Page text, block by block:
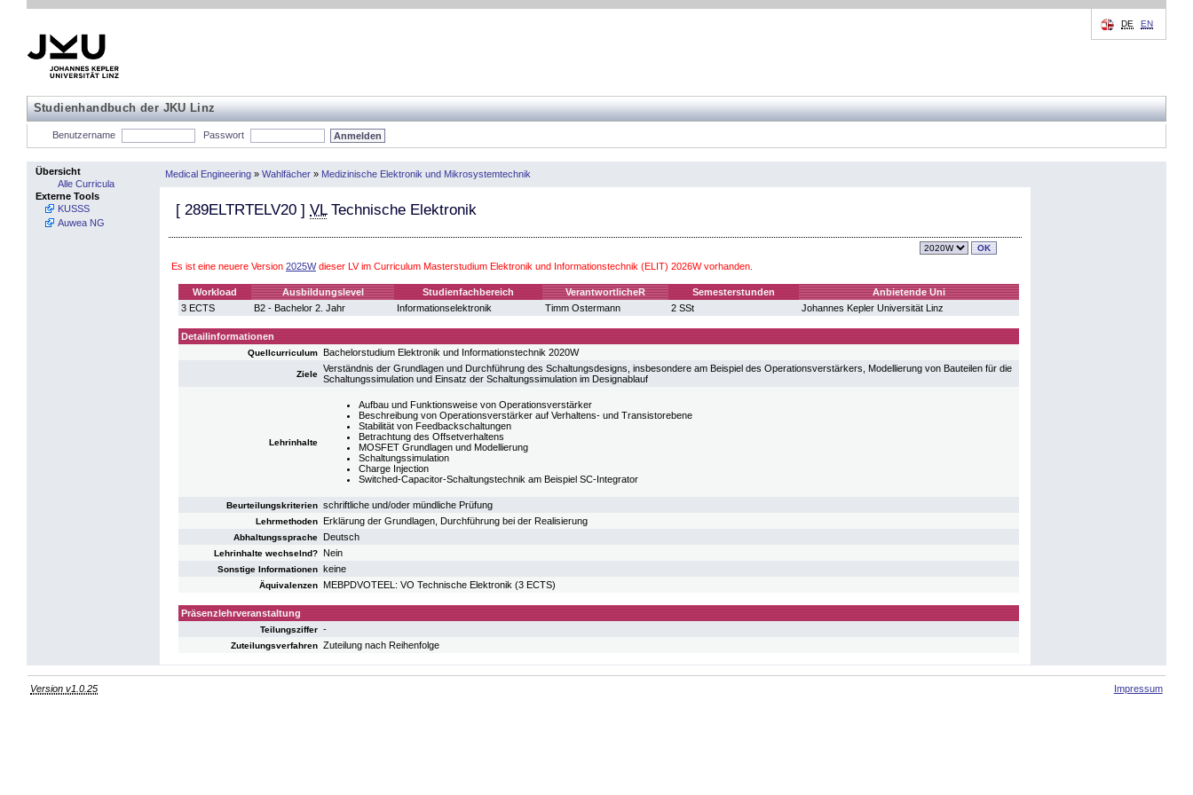
Studienhandbuch der JKU Linz
DE EN
Benutzername Passwort
Übersicht
Alle Curricula
Externe Tools
KUSSS
Auwea NG
Medical Engineering » Wahlfächer » Medizinische Elektronik und Mikrosystemtechnik
[ 289ELTRTELV20 ] VLTechnische Elektronik
Es ist eine neuere Version 2025Wdieser LV im Curriculum Masterstudium Elektronik und Informationstechnik (ELIT) 2026W vorhanden.
Workload Ausbildungslevel Studienfachbereich VerantwortlicheR Semesterstunden
Anbietende Uni
3 ECTS
B2 - Bachelor 2. Jahr Informationselektronik Timm Ostermann 2 SSt Johannes Kepler Universität Linz
Detailinformationen
Quellcurriculum Bachelorstudium Elektronik und Informationstechnik 2020W
Ziele
Verständnis der Grundlagen und Durchführung des Schaltungsdesigns, insbesondere am Beispiel des Operationsverstärkers, Modellierung von Bauteilen für die
Schaltungssimulation und Einsatz der Schaltungssimulation im Designablauf
Lehrinhalte
Aufbau und Funktionsweise von Operationsverstärker
Beschreibung von Operationsverstärker auf Verhaltens- und Transistorebene
Stabilität von Feedbackschaltungen
Betrachtung des Offsetverhaltens
MOSFET Grundlagen und Modellierung
Schaltungssimulation
Charge Injection
Switched-Capacitor-Schaltungstechnik am Beispiel SC-Integrator
Beurteilungskriterien schriftliche und/oder mündliche Prüfung
Lehrmethoden Erklärung der Grundlagen, Durchführung bei der Realisierung
Abhaltungssprache Deutsch
Lehrinhalte wechselnd? Nein
Sonstige Informationen keine
Äquivalenzen MEBPDVOTEEL: VO Technische Elektronik (3 ECTS)
Präsenzlehrveranstaltung
Teilungsziffer -
Zuteilungsverfahren Zuteilung nach Reihenfolge
Version v1.0.25 Impressum